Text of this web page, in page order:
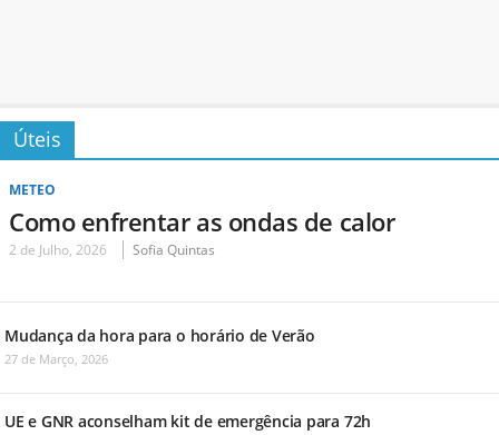
Úteis
METEO
Como enfrentar as ondas de calor
2 de Julho, 2026 Sofia Quintas
Mudança da hora para o horário de Verão
27 de Março, 2026
UE e GNR aconselham kit de emergência para 72h